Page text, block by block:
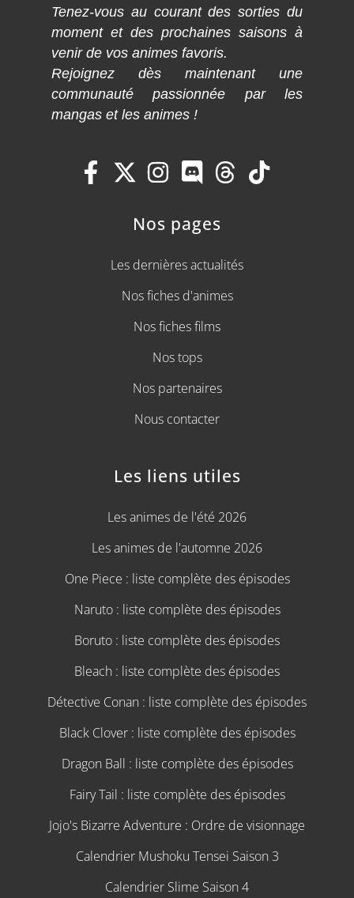
Tenez-vous au courant des sorties du
moment et des prochaines saisons à
venir de vos animes favoris.
Rejoignez dès maintenant une
communauté passionnée par les
mangas et les animes !
Nos pages
Les dernières actualités
Nos fiches d'animes
Nos fiches films
Nos tops
Nos partenaires
Nous contacter
Les liens utiles
Les animes de l'été 2026
Les animes de l'automne 2026
One Piece : liste complète des épisodes
Naruto : liste complète des épisodes
Boruto : liste complète des épisodes
Bleach : liste complète des épisodes
Détective Conan : liste complète des épisodes
Black Clover : liste complète des épisodes
Dragon Ball : liste complète des épisodes
Fairy Tail : liste complète des épisodes
Jojo's Bizarre Adventure : Ordre de visionnage
Calendrier Mushoku Tensei Saison 3
Calendrier Slime Saison 4